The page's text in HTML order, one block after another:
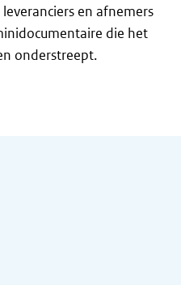
en afnemers
die het
onderstreept.